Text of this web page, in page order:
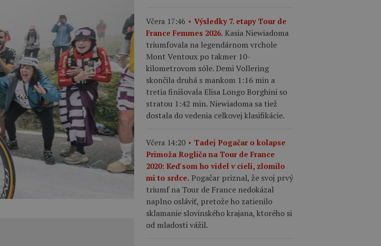
Včera 17:46
Výsledky 7. etapy Tour de
France Femmes 2026. Kasia Niewiadoma
triumfovala na legendárnom vrchole
Mont Ventoux po takmer 10-
kilometrovom sóle. Demi Vollering
skončila druhá s mankom 1:16 min a
tretia finišovala Elisa Longo Borghini so
stratou 1:42 min. Niewiadoma sa tiež
dostala do vedenia celkovej klasifikácie.
Včera 14:20
Tadej Pogačar o kolapse
Primoža Rogliča na Tour de France
2020: Keď som ho videl v cieli, zlomilo
mi to srdce. Pogačar priznal, že svoj prvý
triumf na Tour de France nedokázal
naplno osláviť, pretože ho zatienilo
sklamanie slovinského krajana, ktorého si
od mladosti vážil.